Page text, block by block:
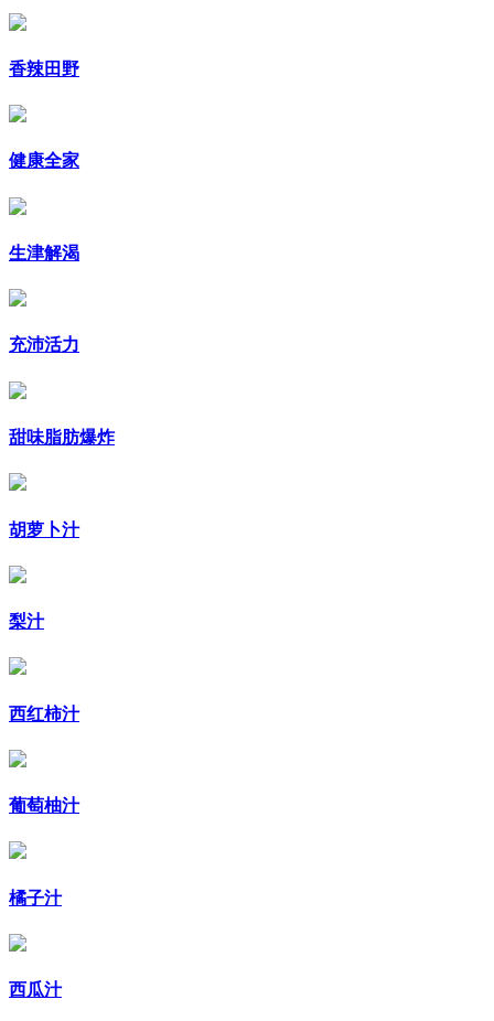
香辣田野
健康全家
生津解渴
充沛活力
甜味脂肪爆炸
胡萝卜汁
梨汁
西红柿汁
葡萄柚汁
橘子汁
西瓜汁